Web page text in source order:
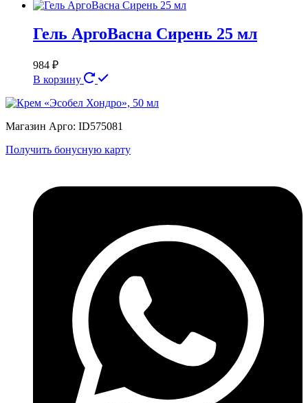
Гель АргоВасна Сирень 25 мл
984 ₽
В корзину
Магазин Арго: ID575081
Получить бонусную карту